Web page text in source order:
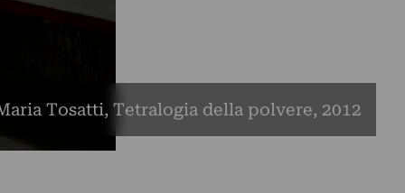
Tosatti, Tetralogia della polvere, 2012